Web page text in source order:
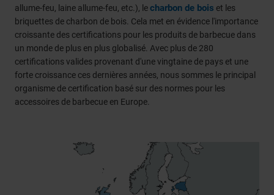
allume-feu, laine allume-feu, etc.), lecharbon de bois et les
briquettes de charbon de bois. Cela met en évidence l'importance
croissante des certifications pour les produits de barbecue dans
un monde de plus en plus globalisé. Avec plus de 280
certifications valides provenant d'une vingtaine de pays et une
forte croissance ces dernières années, nous sommes le principal
organisme de certification basé sur des normes pour les
accessoires de barbecue en Europe.